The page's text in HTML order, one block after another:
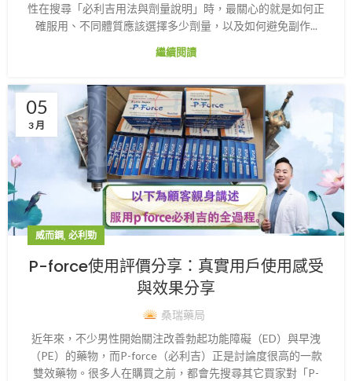
性在搜尋「必利吉用法與劑量說明」時，最關心的就是如何正
確服用、不同體質應該選擇多少劑量，以及如何避免副作...
繼續閱讀
05
3 月
威而鋼, 必利勁
P-force使用評價分享：真實用戶使用感受
與效果分享
桑瑞藥局
近年來，不少男性開始關注改善勃起功能障礙（ED）與早洩
（PE）的藥物，而P-force（必利吉）正是討論度很高的一款
雙效藥物。很多人在購買之前，都會先搜尋其它買家對「P-